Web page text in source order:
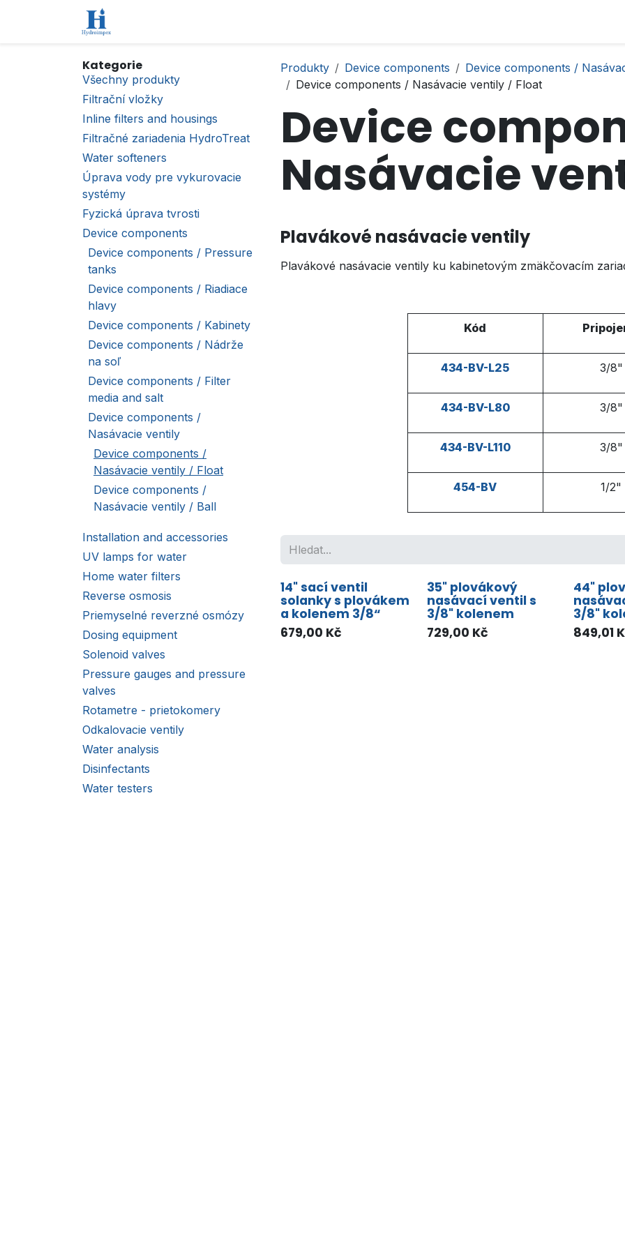
Kategorie
Všechny produkty
Filtrační vložky
Inline filters and housings
Filtračné zariadenia HydroTreat
Water softeners
Úprava vody pre vykurovacie
systémy
Fyzická úprava tvrosti
Device components
Device components / Pressure
tanks
Device components / Riadiace
hlavy
Device components / Kabinety
Device components / Nádrže
na soľ
Device components / Filter
media and salt
Device components /
Nasávacie ventily
Device components /
Nasávacie ventily / Float
Device components /
Nasávacie ventily / Ball
Installation and accessories
UV lamps for water
Home water filters
Reverse osmosis
Priemyselné reverzné osmózy
Dosing equipment
Solenoid valves
Pressure gauges and pressure
valves
Rotametre - prietokomery
Odkalovacie ventily
Water analysis
Disinfectants
Water testers
Produkty Device components
Device components /
Device components / Nasávacie ventily / Float
Device
Nasávacie
Plavákové nasávacie ventily
Plavákové nasávacie ventily ku kabinetovým zmäkčovacím
Kód
434-BV-L25 3/8"
434-BV-L80 3/8"
434-BV-L110 3/8"
454-BV 1/2"
14" sací ventil
solanky s plovákem
a kolenem 3/8“
679,00 Kč
35" plovákový
nasávací ventil s
3/8" kolenem
729,00 Kč
44"
3/8"
849,01